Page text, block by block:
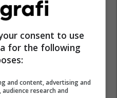
na mbajnë gjallë,
jetët tona sepse
nuk i kemi”, ka
consent to use
for the following
and content, advertising and
research and